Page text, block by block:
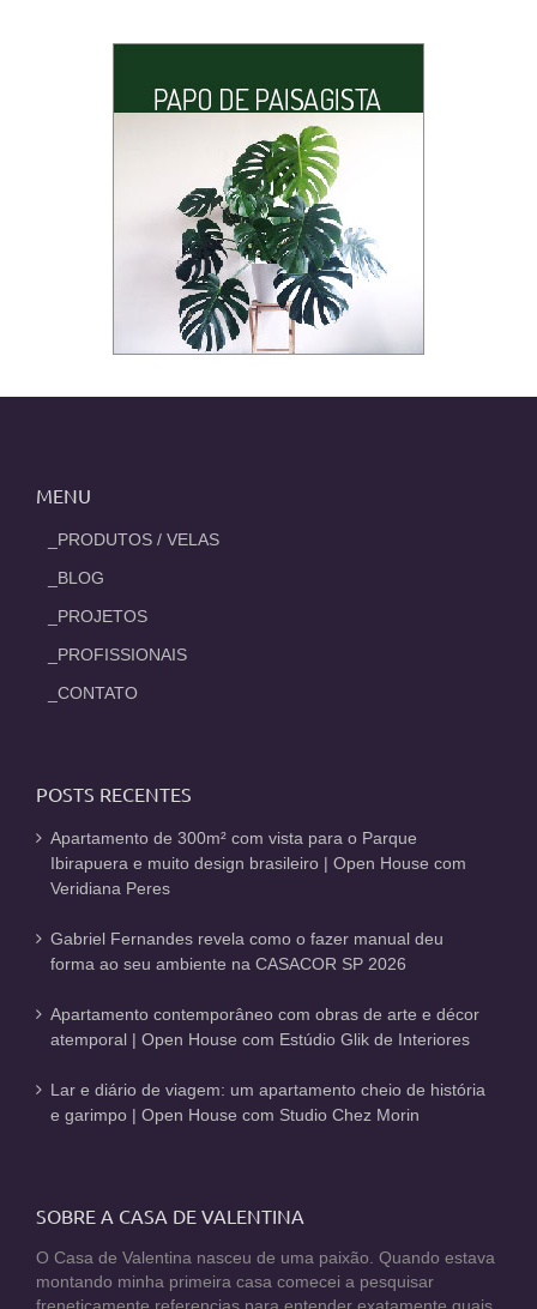
MENU
_PRODUTOS / VELAS
_BLOG
_PROJETOS
_PROFISSIONAIS
_CONTATO
POSTS RECENTES
Apartamento de 300m² com vista para o Parque
Ibirapuera e muito design brasileiro | Open House com
Veridiana Peres
Gabriel Fernandes revela como o fazer manual deu
forma ao seu ambiente na CASACOR SP 2026
Apartamento contemporâneo com obras de arte e décor
atemporal | Open House com Estúdio Glik de Interiores
Lar e diário de viagem: um apartamento cheio de história
e garimpo | Open House com Studio Chez Morin
SOBRE A CASA DE VALENTINA
O Casa de Valentina nasceu de uma paixão. Quando estava
montando minha primeira casa comecei a pesquisar